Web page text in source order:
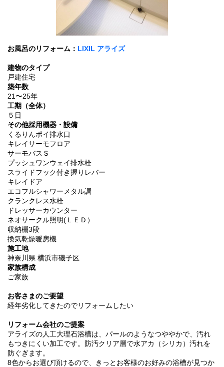
お風呂のリフォーム： LIXIL アライズ
建物のタイプ
戸建住宅
築年数
21〜25年
工期（全体）
５日
その他採用機器・設備
くるりんポイ排水口
キレイサーモフロア
サーモバスＳ
プッシュワンウェイ排水栓
スライドフック付き握りレバー
キレイドア
エコフルシャワーメタル調
クランクレス水栓
ドレッサーカウンター
ネオサークル照明(ＬＥＤ）
収納棚3段
換気乾燥暖房機
施工地
神奈川県 横浜市磯子区
家族構成
ご家族
お客さまのご要望
経年劣化してきたのでリフォームしたい
リフォーム会社のご提案
アライズの人工大理石浴槽は、パールのようなつややかで、汚れ
もつきにくい加工です。防汚クリア層で水アカ（シリカ）汚れを
防ぐぎます。
8色からお選び頂けるので、きっとお客様のお好みの浴槽が見つか